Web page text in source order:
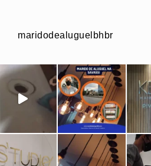
maridodealuguelbhbr